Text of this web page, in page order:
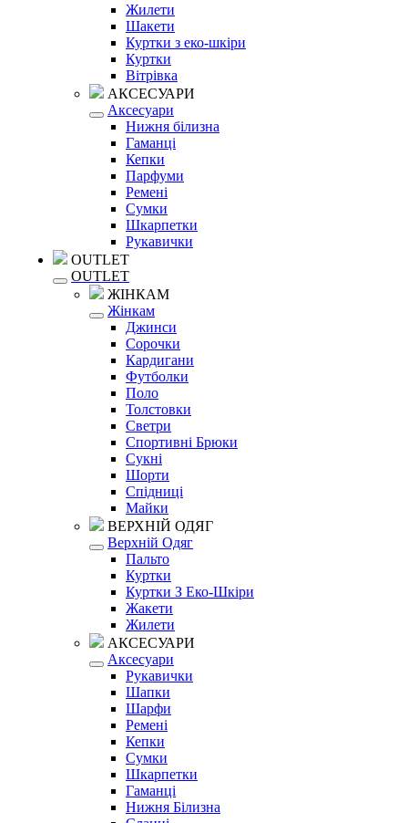
Жилети
Шакети
Куртки з еко-шкіри
Куртки
Вітрівка
АКСЕСУАРИ
Аксесуари
Нижня білизна
Гаманці
Кепки
Парфуми
Ремені
Сумки
Шкарпетки
Рукавички
OUTLET
OUTLET
ЖІНКАМ
Жінкам
Джинси
Сорочки
Кардигани
Футболки
Поло
Толстовки
Светри
Спортивні Брюки
Сукні
Шорти
Спідниці
Майки
ВЕРХНІЙ ОДЯГ
Верхній Одяг
Пальто
Куртки
Куртки З Еко-Шкіри
Жакети
Жилети
АКСЕСУАРИ
Аксесуари
Рукавички
Шапки
Шарфи
Ремені
Кепки
Сумки
Шкарпетки
Гаманці
Нижня Білизна